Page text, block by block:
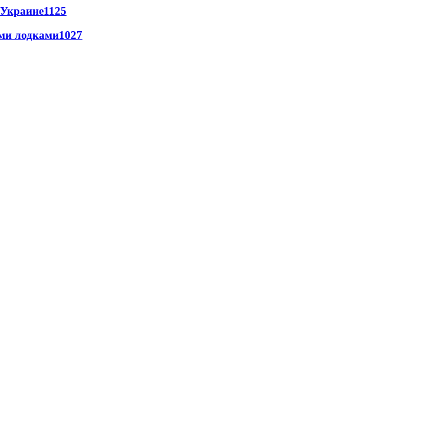
1125
лодками1027